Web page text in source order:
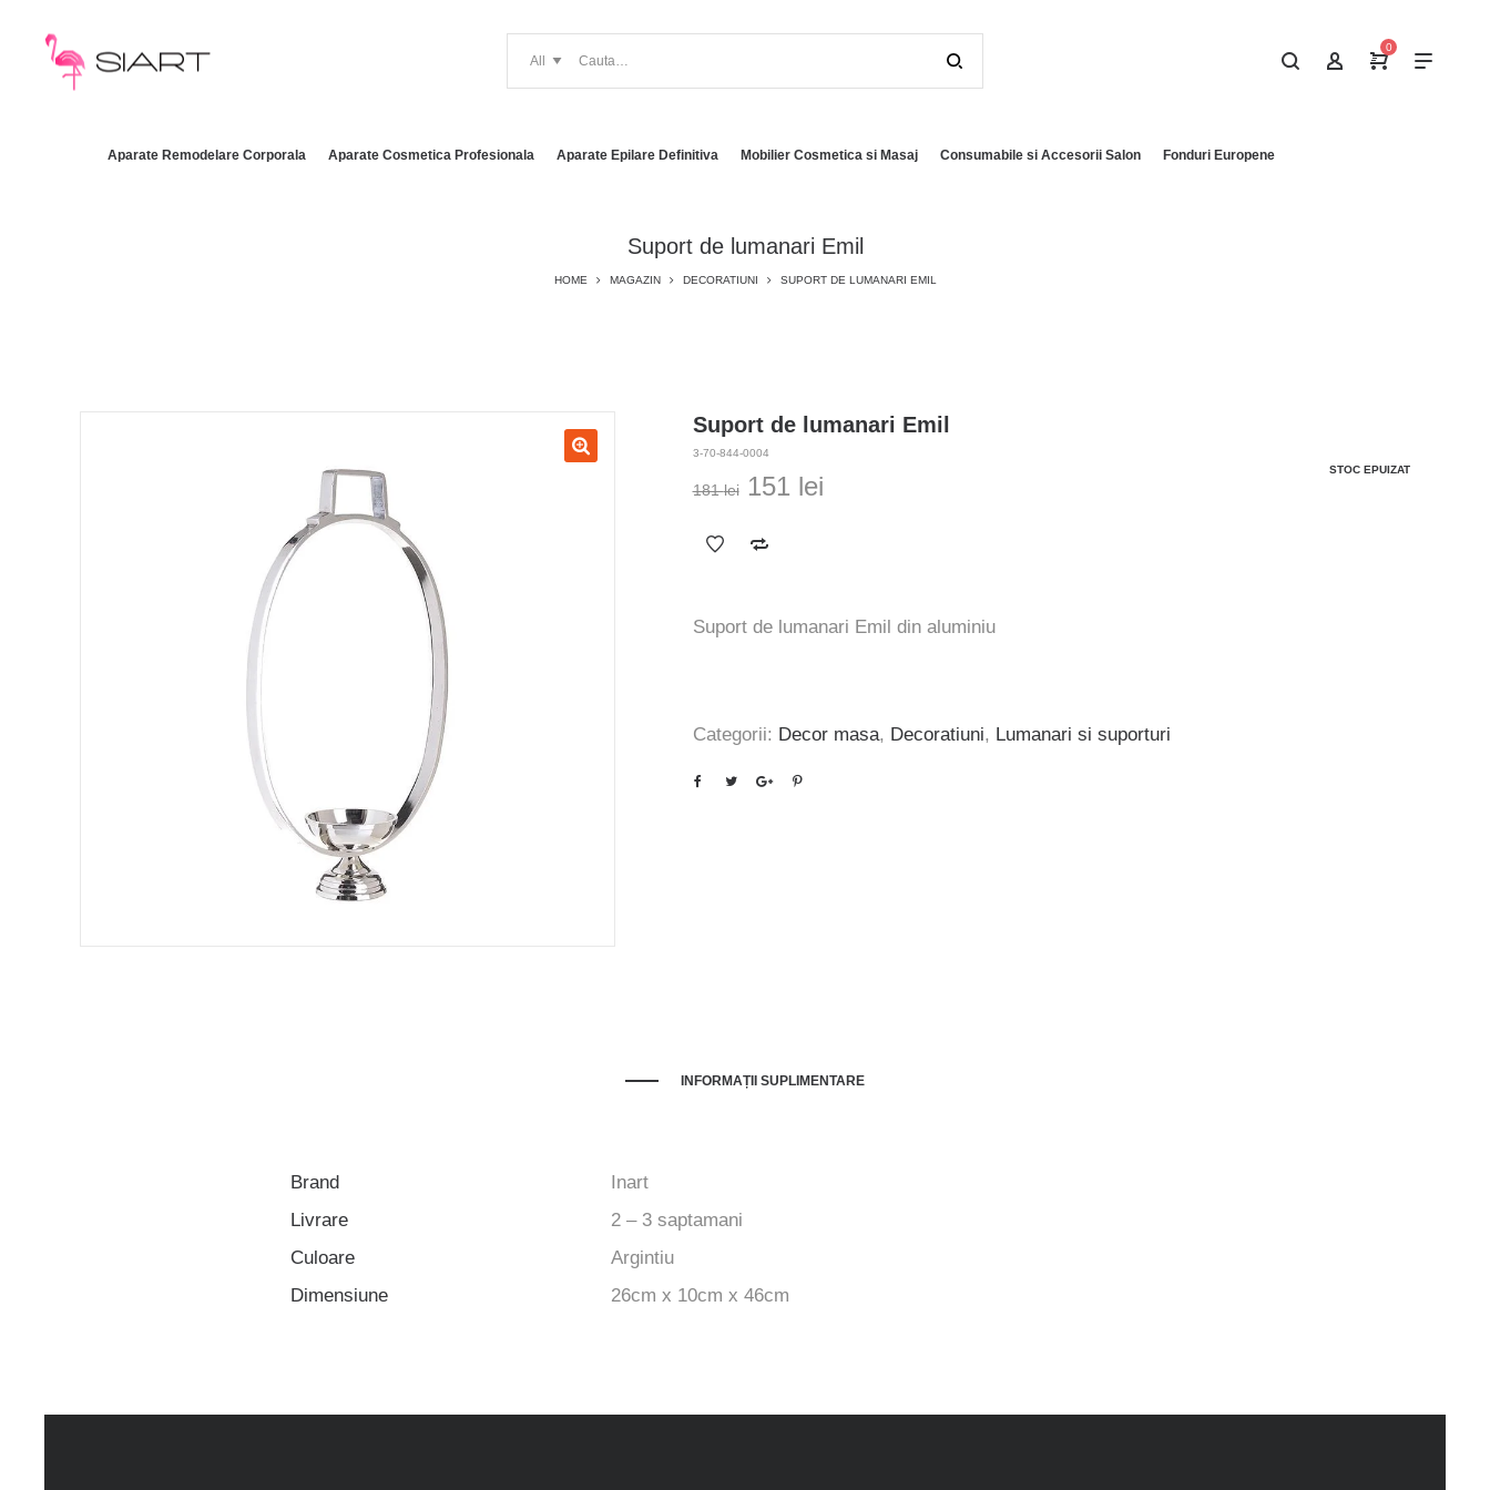
0
Aparate Remodelare Corporala Aparate Cosmetica Profesionala Aparate Epilare Definitiva Mobilier Cosmetica si Masaj Consumabile si Accesorii Salon Fonduri Europene
Suport de lumanari Emil
HOME MAGAZIN DECORATIUNI SUPORT DE LUMANARI EMIL
Suport de lumanari Emil
3-70-844-0004
STOC EPUIZAT
181lei Prețul
a
151 leiPrețul
Suport de lumanari Emil din aluminiu
Categorii: Decor masa, Decoratiuni, Lumanari si suporturi
INFORMAȚII SUPLIMENTARE
Brand
Inart
Livrare
2 – 3 saptamani
Culoare
Argintiu
Dimensiune
26cm x 10cm x 46cm